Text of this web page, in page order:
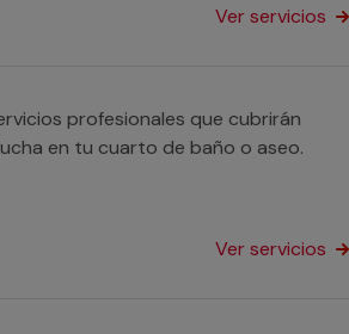
Ver servicios
profesionales que cubrirán
en tu cuarto de baño o aseo.
Ver servicios